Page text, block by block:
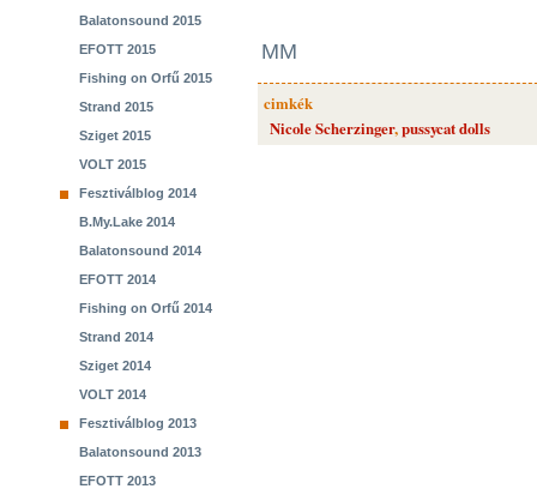
Balatonsound 2015
EFOTT 2015
Fishing on Orfű 2015
Strand 2015
Sziget 2015
VOLT 2015
Fesztiválblog 2014
B.My.Lake 2014
Balatonsound 2014
EFOTT 2014
Fishing on Orfű 2014
Strand 2014
Sziget 2014
VOLT 2014
Fesztiválblog 2013
Balatonsound 2013
EFOTT 2013
MM
cimkék
Nicole Scherzinger,pussycat dolls